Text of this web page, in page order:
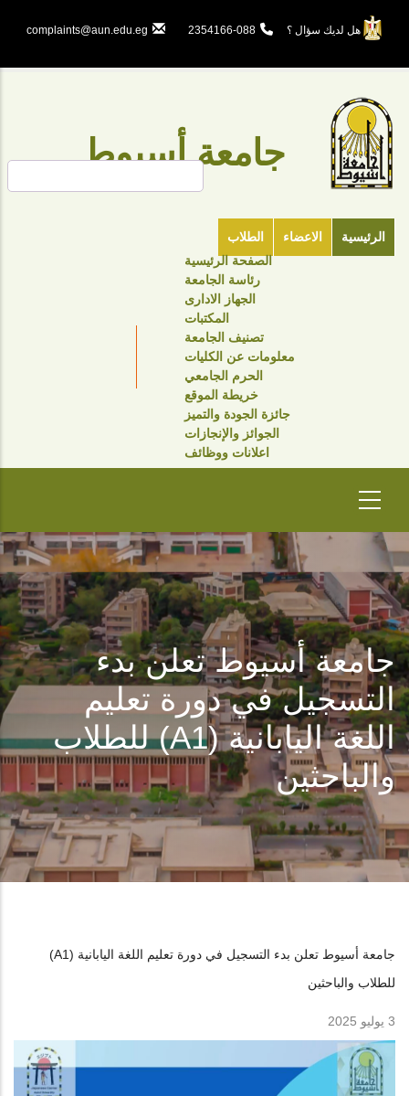
الرئيسي
هل لديك سؤال ؟ 088-2354166
complaints@aun.edu.eg
جامعة أسيوط
الرئيسية الاعضاء الطلاب
بحث
NAVIGATION
الصفحة الرئيسية
رئاسة الجامعة
الجهاز الادارى
المكتبات
تصنيف الجامعة
معلومات عن الكليات
الحرم الجامعي
خريطة الموقع
جائزة الجودة والتميز
الجوائز والإنجازات
اعلانات ووظائف
جامعة أسيوط تعلن بدء
التسجيل في دورة تعليم
اللغة اليابانية (A1) للطلاب
والباحثين
جامعة أسيوط تعلن بدء التسجيل في دورة تعليم اللغة اليابانية (A1)
للطلاب والباحثين
3 يوليو 2025